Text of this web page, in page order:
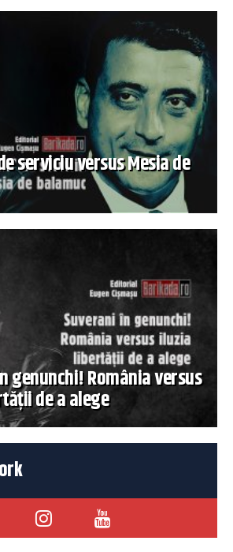
serviciu versus Mesia de
genunchi! România versus
de a alege